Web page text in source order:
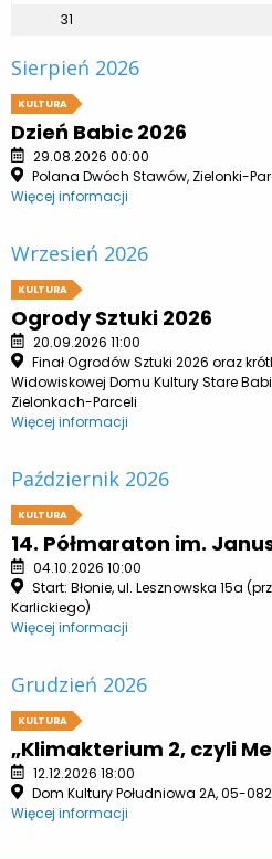
31
Sierpień 2026
KULTURA
Dzień Babic 2026
29.08.2026 00:00
Polana Dwóch Stawów, Zielonki-
Więcej informacji
Wrzesień 2026
KULTURA
Ogrody Sztuki 2026
20.09.2026 11:00
Finał Ogrodów Sztuki 2026 oraz
Widowiskowej Domu Kultury Stare
Zielonkach-Parceli
Więcej informacji
Październik 2026
KULTURA
14. Półmaraton im.
04.10.2026 10:00
Start: Błonie, ul. Lesznowska 15a
Karlickiego)
Więcej informacji
Grudzień 2026
KULTURA
„Klimakterium 2, czyli
12.12.2026 18:00
Dom Kultury Południowa 2A, 05-
Więcej informacji